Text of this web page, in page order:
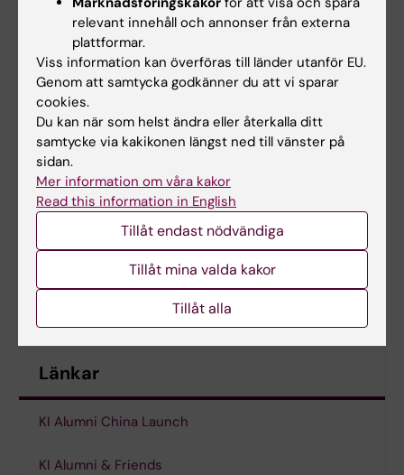
Megan Osler gläds stort åt att ett organiserat
samarbete nu är igång:
– KI är ett litet universitet i ett relativt litet
land. Men i och med att vi har så stor andel
undervisning på engelska är vi ett bra val för
utländska studenter. Och för KI är våra
alumner en viktig kanal att nå dem.
Text: Ulrika Fjällborg
Länkar
KI Alumni China Launch
KI Alumni & Friends
relevant innehåll och annonser från externa
plattformar.
Viss information kan överföras till länder utanför EU.
Genom att samtycka godkänner du att vi sparar
cookies.
Du kan när som helst ändra eller återkalla ditt
samtycke via kakikonen längst ned till vänster på
sidan.
Mer information om våra kakor
Read this information in English
Tillåt endast nödvändiga
Tillåt mina valda kakor
Tillåt alla